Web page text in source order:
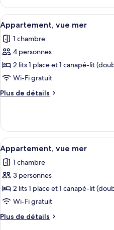
le
type
de
chambre
Appartement,
vue
Afficher
toutes
les
photos
pour
ce
type
de
Appartement,
vue
mer
11
Appartement, vue mer
1 chambre
4 personnes
2 lits 1 place et 1 canapé-lit
Wi-Fi gratuit
Plus de détails
Plus
le
type
de
chambre
Appartement,
vue
Afficher
toutes
les
photos
pour
ce
type
de
11
Appartement, vue mer
1 chambre
3 personnes
2 lits 1 place et 1 canapé-lit
Wi-Fi gratuit
Plus de détails
Plus